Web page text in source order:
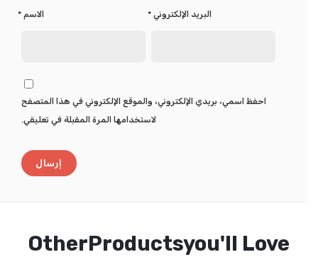
الاسم * البريد الإلكتروني*
احفظ اسمي، بريدي الإلكتروني، والموقع الإلكتروني في هذا المتصفح
لاستخدامها المرة المقبلة في تعليقي.
OtherProductsyou'll Love